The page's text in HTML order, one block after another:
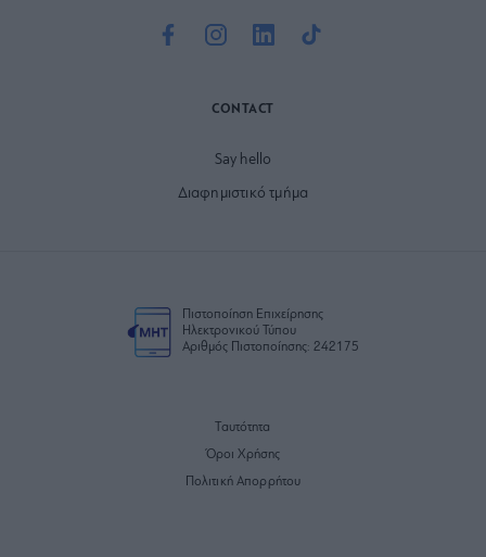
CONTACT
Say hello
Διαφημιστικό τμήμα
Πιστοποίηση Επιχείρησης
Ηλεκτρονικού Τύπου
Αριθμός Πιστοποίησης: 242175
Ταυτότητα
Όροι Χρήσης
Πολιτική Απορρήτου